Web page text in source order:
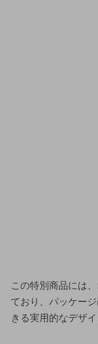
この特別商品には
ており、パッケー
きる実用的なデザ